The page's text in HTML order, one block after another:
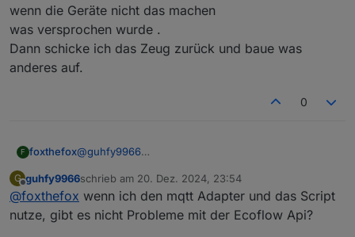
wenn die Geräte nicht das machen
was versprochen wurde .
Dann schicke ich das Zeug zurück und baue was
anderes auf.
0
F foxthefox@guhfy9966
das ich schon Beispieldaten und Befehle bekommen
habe. Datenstruktur ist relativ klein, aber dennoch
nicht alles interpretierbar. Befehle sind relativ klar.
G
Offline
guhfy9966schrieb am 20. Dez. 2024, 23:54
zuletzt editiert von
@foxthefox wenn ich den mqtt Adapter und das Script
nutze, gibt es nicht Probleme mit der Ecoflow Api?